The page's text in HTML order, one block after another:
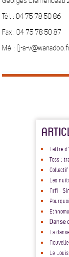
Tél. : 04 75 78 50 86
Fax : 04 75 78 50 87
Mél : [j-a-
Lettre
Toss :
Collectif
Les
Arfi -
Danse
La
La